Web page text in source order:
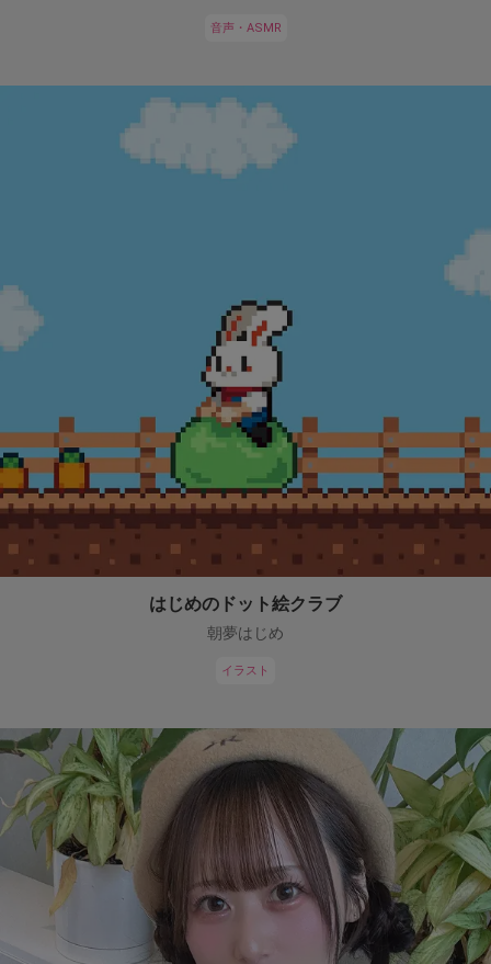
音声・ASMR
はじめのドット絵クラブ
朝夢はじめ
イラスト